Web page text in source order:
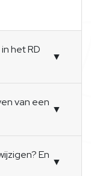
het RD
▼
van een
▼
En
▼